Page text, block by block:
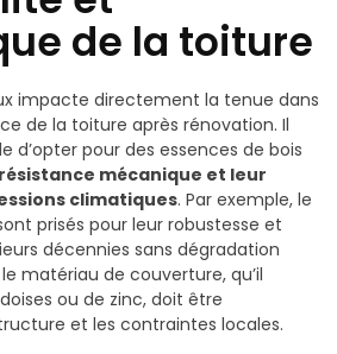
de la toiture
impacte directement la tenue dans
de la toiture après rénovation. Il
d’opter pour des essences de bois
mécanique et leur
climatiques. Par exemple, le
prisés pour leur robustesse et
décennies sans dégradation
matériau de couverture, qu’il
ou de zinc, doit être
et les contraintes locales.